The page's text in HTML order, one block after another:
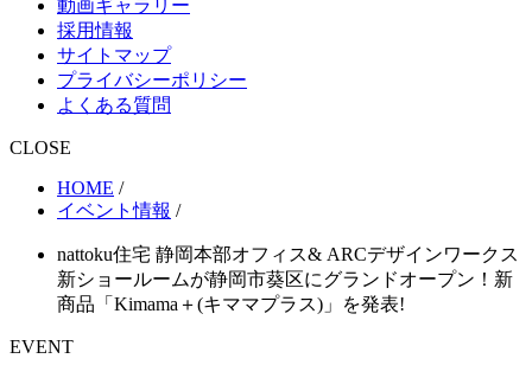
動画ギャラリー
採用情報
サイトマップ
プライバシーポリシー
よくある質問
CLOSE
HOME /
イベント情報 /
nattoku住宅 静岡本部オフィス& ARCデザインワークス
新ショールームが静岡市葵区にグランドオープン！新
商品「Kimama＋(キママプラス)」を発表!
EVENT